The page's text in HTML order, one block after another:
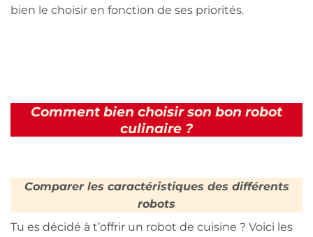
bien le choisir en fonction de ses priorités.
Comment bien choisir son bon robot
culinaire ?
Comparer les caractéristiques des différents
robots
Tu es décidé à t’offrir un robot de cuisine ? Voici les